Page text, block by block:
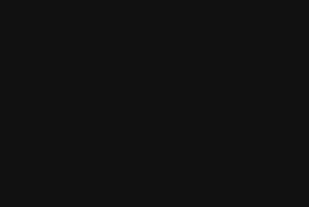
высокие эксплуатационные нагрузки,
компания «STANDARDDECOR» предлагает купить
окрашивание стен. Вы получаете идеально
декоративного алюминиевого или стального профиля
офисах или зданиях.
повреждений, царапин, сколов и истирания, что